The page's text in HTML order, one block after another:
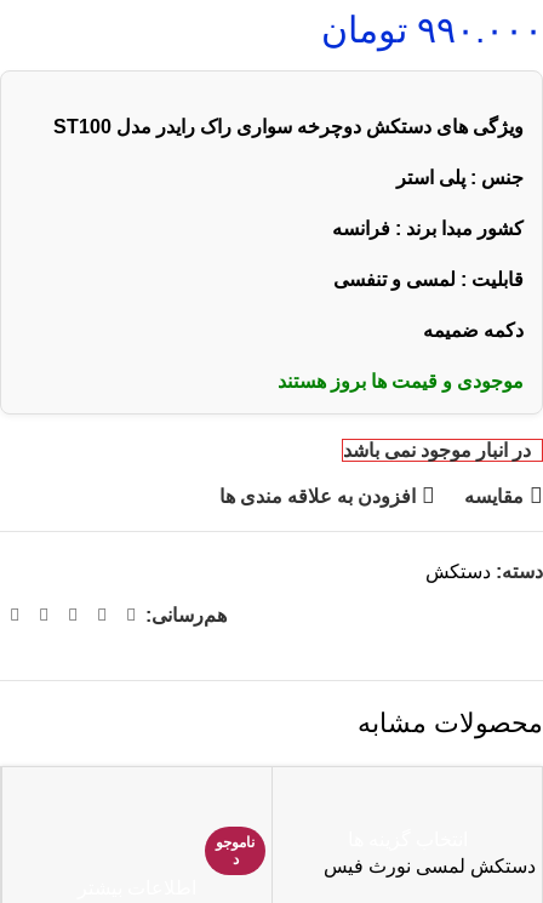
۹۹۰.۰۰۰ تومان
ویژگی های دستکش دوچرخه سواری راک رایدر مدل
جنس : پلی استر
کشور مبدا برند : فرانسه
قابلیت : لمسی و تنفسی
دکمه ضمیمه
موجودی و قیمت ها بروز هستند
در انبار موجود نمی باشد
مقایسه افزودن به علاقه مندی ها
دسته: دستکش
هم‌رسانی:
محصولات مشابه
دستکش لمسی نورث فیس
ناموجو
د